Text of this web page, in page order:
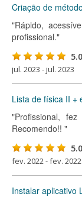
Criação de
"Rápido,
profissional."
5.0
jul. 2023 - jul. 2023
Lista de física II +
"Profissional,
Recomendo!! "
5.0
fev. 2022 - fev. 2022
Instalar aplicativo